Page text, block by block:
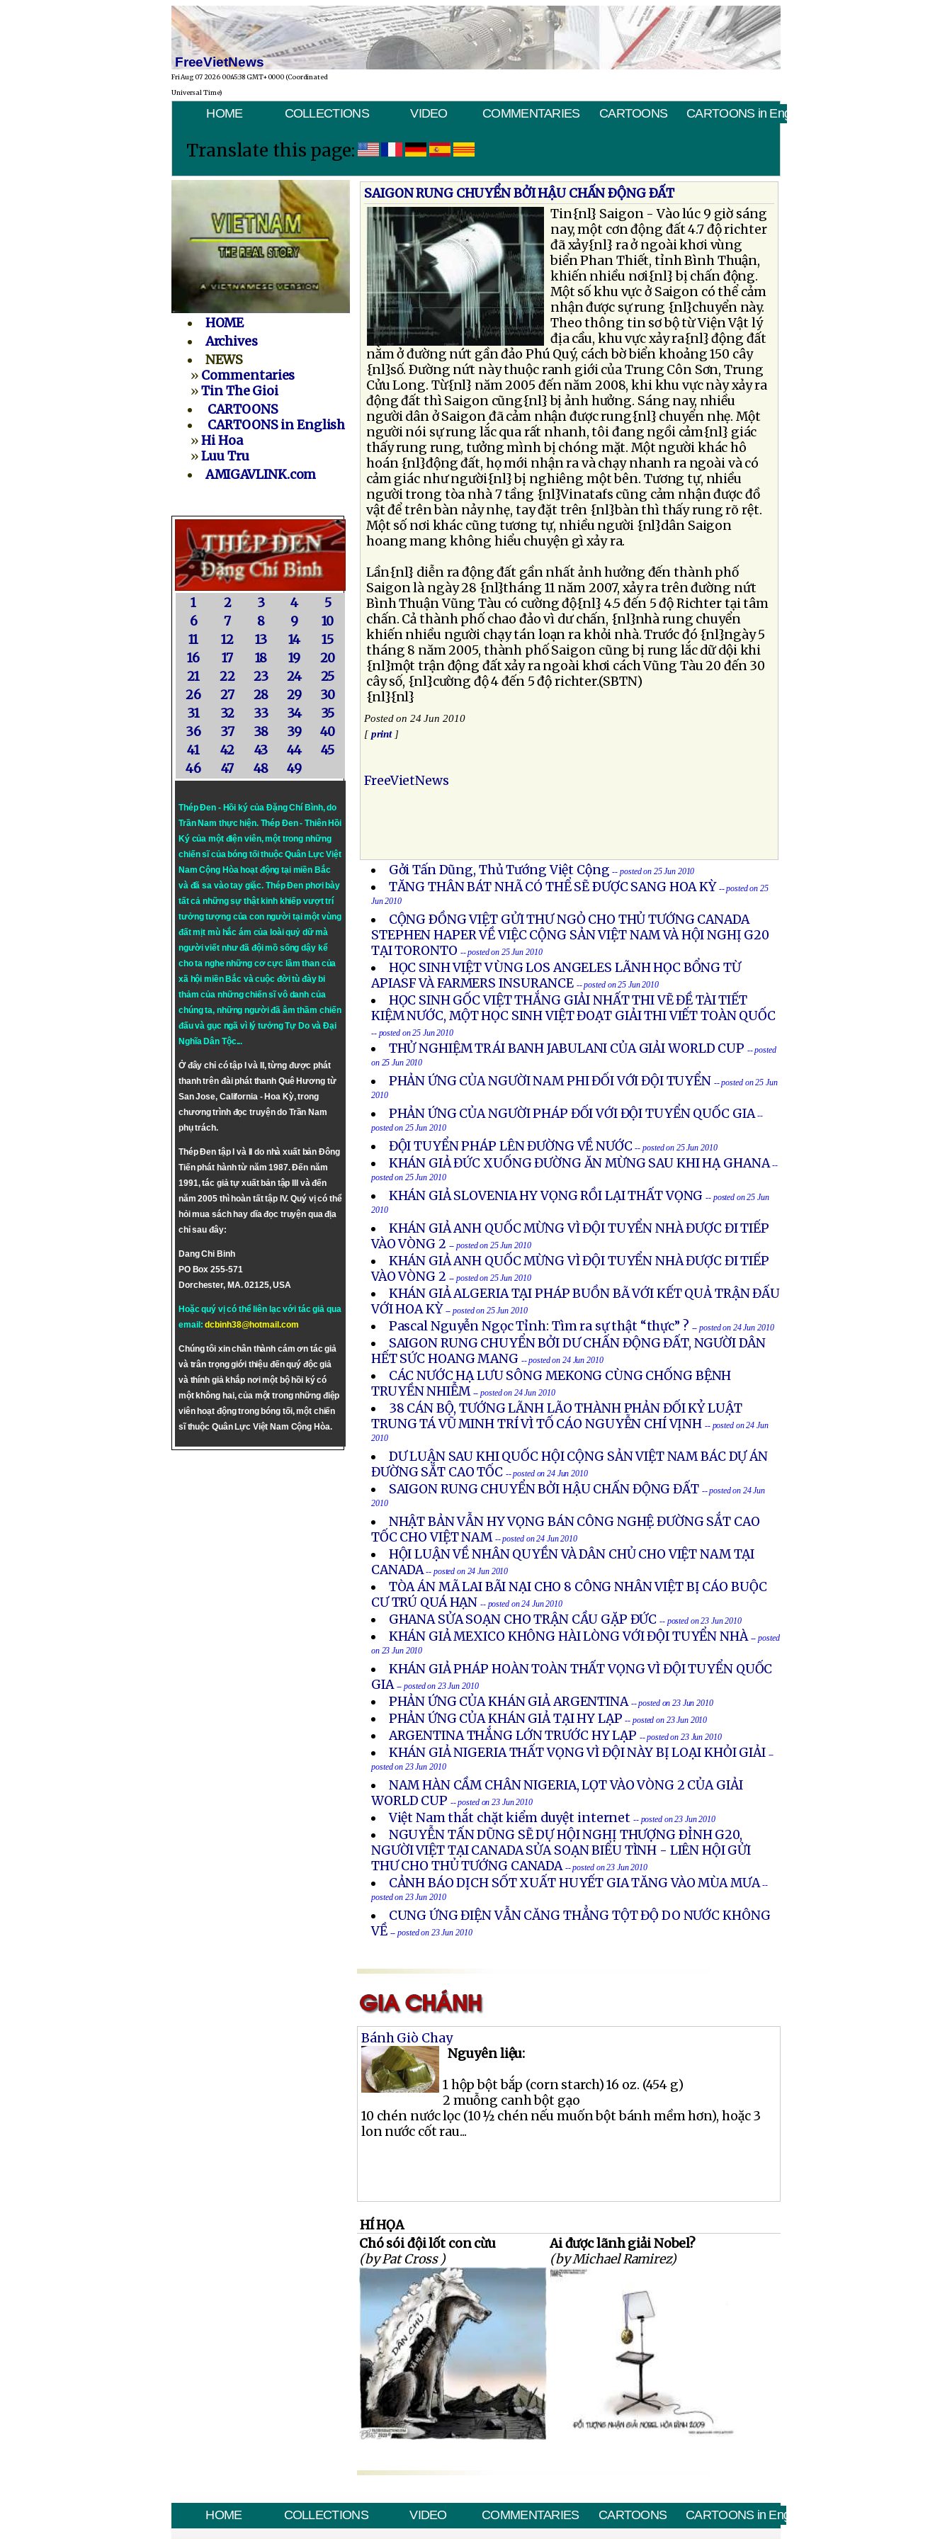
FreeVietNews
Fri Aug 07 2026 00:45:38 GMT+0000 (Coordinated
Universal Time)
HOME COLLECTIONS VIDEO COMMENTARIES CARTOONS CARTOONS in English
Translate this page:
HOME
Archives
NEWS
» Commentaries
»Tin The Gioi
CARTOONS
CARTOONS in English
»Hi Hoa
»Luu Tru
AMIGAVLINK.com
1 2 3 4
5
6
7 8 9
10
11
12 13 14
15
16
17 18 19
20
21
22 23 24
25
26
27 28 29
30
31
32 33 34
35
36
37 38 39
40
41
42 43 44
45
46
47 48 49
Thép Đen - Hồi ký của Đặng Chí Bình, do
Trần Nam thực hiện. Thép Đen- Thiên Hồi
Ký của một điện viên, một trong những
chiến sĩ của bóng tối thuộc Quân Lực Việt
Nam Cộng Hòa hoạt động tại miền Bắc
và đã sa vào tay giặc. Thép Đen phơi bày
tất cả những sự thật kinh khiếp vượt trí
tưởng tượng của con người tại một vùng
đất mịt mù hắc ám của loài quỷ dữ mà
người viết như đã đội mồ sống dậy kể
cho ta nghe những cơ cực lầm than của
xã hội miền Bắc và cuộc đời tù đày bi
thảm của những chiến sĩ vô danh của
chúng ta, những người đã âm thầm chiến
đấu và gục ngã vì lý tưởngTự DovàĐại
Nghĩa Dân Tộc...
Ở đây chỉ có tập I và II, từng được phát
thanh trên đài phát thanh Quê Hương từ
San Jose, California - Hoa Kỳ, trong
chương trình đọc truyện do Trần Nam
phụ trách.
Thép Đen tập I và II do nhà xuất bản Đông
Tiến phát hành từ năm 1987. Đến năm
1991, tác giả tự xuất bản tập III và đến
năm 2005 thì hoàn tất tập IV. Quý vị có thể
hỏi mua sách hay dĩa đọc truyện qua địa
chỉ sau đây:
Dang Chi Binh
PO Box 255-571
Dorchester, MA. 02125, USA
Hoặc quý vị có thể liên lạc với tác giả qua
email:dcbinh38@hotmail.com
Chúng tôi xin chân thành cám ơn tác giả
và trân trọng giới thiệu đến quý độc giả
và thính giả khắp nơi một bộ hồi ký có
một không hai, của một trong những điệp
viên hoạt động trong bóng tối, một chiến
sĩ thuộc Quân Lực Việt Nam Cộng Hòa.
SAIGON RUNG CHUYỂN BỞI HẬU CHẤN ÐỘNG ÐẤT
Tin{nl} Saigon - Vào lúc 9 giờ sáng
nay, một cơn động đất 4.7 độ richter
đã xảy{nl} ra ở ngoài khơi vùng
biển Phan Thiết, tỉnh Bình Thuận,
khiến nhiều nơi{nl} bị chấn động.
Một số khu vực ở Saigon có thể cảm
nhận được sự rung {nl}chuyển này.
Theo thông tin sơ bộ từ Viện Vật lý
địa cầu, khu vực xảy ra{nl} động đất
nằm ở đường nứt gần đảo Phú Quý, cách bờ biển khoảng 150 cây
{nl}số. Ðường nứt này thuộc ranh giới của Trung Côn Sơn, Trung
Cửu Long. Từ{nl} năm 2005 đến năm 2008, khi khu vực này xảy ra
động đất thì Saigon cũng{nl} bị ảnh hưởng. Sáng nay, nhiều
người dân ở Saigon đã cảm nhận được rung{nl} chuyển nhẹ. Một
người nói sự rung lắc qua rất nhanh, tôi đang ngồi cảm{nl} giác
thấy rung rung, tưởng mình bị chóng mặt. Một người khác hô
hoán {nl}động đất, họ mới nhận ra và chạy nhanh ra ngoài và có
cảm giác như người{nl} bị nghiêng một bên. Tương tự, nhiều
người trong tòa nhà 7 tầng {nl}Vinatafs cũng cảm nhận được đồ
vật để trên bàn nảy nhẹ, tay đặt trên {nl}bàn thì thấy rung rõ rệt.
Một số nơi khác cũng tương tự, nhiều người {nl}dân Saigon
hoang mang không hiểu chuyện gì xảy ra.
Lần{nl} diễn ra động đất gần nhất ảnh hưởng đến thành phố
Saigon là ngày 28 {nl}tháng 11 năm 2007, xảy ra trên đường nứt
Bình Thuận Vũng Tàu có cường độ{nl} 4.5 đến 5 độ Richter tại tâm
chấn. Cả thành phố chao đảo vì dư chấn, {nl}nhà rung chuyển
khiến nhiều người chạy tán loạn ra khỏi nhà. Trước đó {nl}ngày 5
tháng 8 năm 2005, thành phố Saigon cũng bị rung lắc dữ dội khi
{nl}một trận động đất xảy ra ngoài khơi cách Vũng Tàu 20 đến 30
cây số, {nl}cường độ 4 đến 5 độ richter.(SBTN)
{nl}{nl}
Posted on 24 Jun 2010
[print]
FreeVietNews
Gởi Tấn Dũng, Thủ Tướng Việt Cộng -- posted on 25 Jun 2010
TĂNG THÂN BÁT NHÃ CÓ THỂ SẼ ÐƯỢC SANG HOA KỲ -- posted on 25
Jun 2010
CỘNG ÐỒNG VIỆT GỬI THƯ NGỎ CHO THỦ TƯỚNG CANADA
STEPHEN HAPER VỀ VIỆC CỘNG SẢN VIỆT NAM VÀ HỘI NGHỊ G20
TẠI TORONTO -- posted on 25 Jun 2010
HỌC SINH VIỆT VÙNG LOS ANGELES LÃNH HỌC BỔNG TỪ
APIASF VÀ FARMERS INSURANCE -- posted on 25 Jun 2010
HỌC SINH GỐC VIỆT THẮNG GIẢI NHẤT THI VẼ ĐỀ TÀI TIẾT
KIỆM NƯỚC, MỘT HỌC SINH VIỆT ĐOẠT GIẢI THI VIẾT TOÀN QUỐC
-- posted on 25 Jun 2010
THỬ NGHIỆM TRÁI BANH JABULANI CỦA GIẢI WORLD CUP -- posted
on 25 Jun 2010
PHẢN ỨNG CỦA NGƯỜI NAM PHI ĐỐI VỚI ĐỘI TUYỂN -- posted on 25 Jun
2010
PHẢN ỨNG CỦA NGƯỜI PHÁP ĐỐI VỚI ĐỘI TUYỂN QUỐC GIA --
posted on 25 Jun 2010
ĐỘI TUYỂN PHÁP LÊN ĐƯỜNG VỀ NƯỚC -- posted on 25 Jun 2010
KHÁN GIẢ ĐỨC XUỐNG ĐƯỜNG ĂN MỪNG SAU KHI HẠ GHANA --
posted on 25 Jun 2010
KHÁN GIẢ SLOVENIA HY VỌNG RỒI LẠI THẤT VỌNG -- posted on 25 Jun
2010
KHÁN GIẢ ANH QUỐC MỪNG VÌ ĐỘI TUYỂN NHÀ ĐƯỢC ĐI TIẾP
VÀO VÒNG 2 -- posted on 25 Jun 2010
KHÁN GIẢ ANH QUỐC MỪNG VÌ ĐỘI TUYỂN NHÀ ĐƯỢC ĐI TIẾP
VÀO VÒNG 2 -- posted on 25 Jun 2010
KHÁN GIẢ ALGERIA TẠI PHÁP BUỒN BÃ VỚI KẾT QUẢ TRẬN ĐẤU
VỚI HOA KỲ -- posted on 25 Jun 2010
Pascal Nguyễn Ngọc Tỉnh: Tìm ra sự thật “thực” ? -- posted on 24 Jun 2010
SAIGON RUNG CHUYỂN BỞI DƯ CHẤN ĐỘNG ĐẤT, NGƯỜI DÂN
HẾT SỨC HOANG MANG -- posted on 24 Jun 2010
CÁC NƯỚC HẠ LƯU SÔNG MEKONG CÙNG CHỐNG BỆNH
TRUYỀN NHIỄM -- posted on 24 Jun 2010
38 CÁN BỘ, TƯỚNG LÃNH LÃO THÀNH PHẢN ĐỐI KỶ LUẬT
TRUNG TÁ VŨ MINH TRÍ VÌ TỐ CÁO NGUYỄN CHÍ VỊNH -- posted on 24 Jun
2010
DƯ LUẬN SAU KHI QUỐC HỘI CỘNG SẢN VIỆT NAM BÁC DỰ ÁN
ĐƯỜNG SẮT CAO TỐC -- posted on 24 Jun 2010
SAIGON RUNG CHUYỂN BỞI HẬU CHẤN ĐỘNG ĐẤT -- posted on 24 Jun
2010
NHẬT BẢN VẪN HY VỌNG BÁN CÔNG NGHỆ ĐƯỜNG SẮT CAO
TỐC CHO VIỆT NAM -- posted on 24 Jun 2010
HỘI LUẬN VỀ NHÂN QUYỀN VÀ DÂN CHỦ CHO VIỆT NAM TẠI
CANADA -- posted on 24 Jun 2010
TÒA ÁN MÃ LAI BÃI NẠI CHO 8 CÔNG NHÂN VIỆT BỊ CÁO BUỘC
CƯ TRÚ QUÁ HẠN -- posted on 24 Jun 2010
GHANA SỬA SOẠN CHO TRẬN CẦU GẶP ĐỨC -- posted on 23 Jun 2010
KHÁN GIẢ MEXICO KHÔNG HÀI LÒNG VỚI ĐỘI TUYỂN NHÀ -- posted
on 23 Jun 2010
KHÁN GIẢ PHÁP HOÀN TOÀN THẤT VỌNG VÌ ĐỘI TUYỂN QUỐC
GIA -- posted on 23 Jun 2010
PHẢN ỨNG CỦA KHÁN GIẢ ARGENTINA -- posted on 23 Jun 2010
PHẢN ỨNG CỦA KHÁN GIẢ TẠI HY LẠP -- posted on 23 Jun 2010
ARGENTINA THẮNG LỚN TRƯỚC HY LẠP -- posted on 23 Jun 2010
KHÁN GIẢ NIGERIA THẤT VỌNG VÌ ĐỘI NÀY BỊ LOẠI KHỎI GIẢI --
posted on 23 Jun 2010
NAM HÀN CẦM CHÂN NIGERIA, LỌT VÀO VÒNG 2 CỦA GIẢI
WORLD CUP -- posted on 23 Jun 2010
Việt Nam thắt chặt kiểm duyệt internet -- posted on 23 Jun 2010
NGUYỄN TẤN DŨNG SẼ DỰ HỘI NGHỊ THƯỢNG ÐỈNH G20,
NGƯỜI VIỆT TẠI CANADA SỬA SOẠN BIỂU TÌNH - LIÊN HỘI GỬI
THƯ CHO THỦ TƯỚNG CANADA -- posted on 23 Jun 2010
CẢNH BÁO DỊCH SỐT XUẤT HUYẾT GIA TĂNG VÀO MÙA MƯA --
posted on 23 Jun 2010
CUNG ỨNG ĐIỆN VẪN CĂNG THẲNG TỘT ĐỘ DO NƯỚC KHÔNG
VỀ -- posted on 23 Jun 2010
Bánh Giò Chay
Nguyên liệu:
1 hộp bột bắp (corn starch) 16 oz. (454 g)
2 muỗng canh bột gạo
10 chén nước lọc (10 ½ chén nếu muốn bột bánh mềm hơn), hoặc 3
lon nước cốt rau...
HÍ HỌA
Chó sói đội lốt con cừu
(by Pat Cross )
Ai được lãnh giải Nobel?
(by Michael Ramirez)
HOME COLLECTIONS VIDEO COMMENTARIES CARTOONS CARTOONS in English